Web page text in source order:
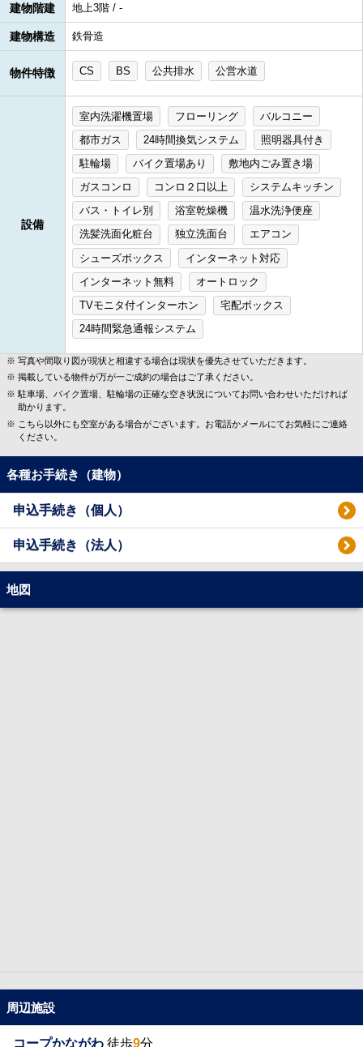
建物階建 地上3階 / -
建物構造 鉄骨造
物件特徴 CS BS 公共排水 公営水道
設備
室内洗濯機置場 フローリング
バルコニー
都市ガス
24時間換気システム
照明器具付き
駐輪場
バイク置場あり
敷地内ごみ置き場
ガスコンロ
コンロ２口以上
システムキッチン
バス・トイレ別
浴室乾燥機
温水洗浄便座
洗髪洗面化粧台
独立洗面台
エアコン
シューズボックス
インターネット対応
インターネット無料
オートロック
TVモニタ付インターホン
宅配ボックス
24時間緊急通報システム
写真や間取り図が現状と相違する場合は現状を優先させていただきます。
掲載している物件が万が一ご成約の場合はご了承ください。
駐車場、バイク置場、駐輪場の正確な空き状況についてお問い合わせいただければ
助かります。
こちら以外にも空室がある場合がございます。お電話かメールにてお気軽にご連絡
ください。
各種お手続き（建物）
申込手続き（個人）
申込手続き（法人）
地図
周辺施設
コープかながわ 徒歩9分